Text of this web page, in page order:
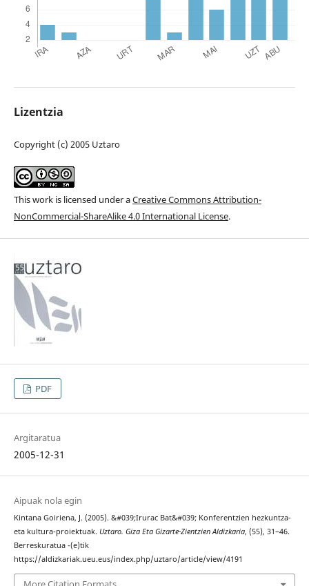
Lizentzia
Copyright (c) 2005 Uztaro
This work is licensed under aCreative Commons Attribution-
NonCommercial-ShareAlike 4.0 International License.
PDF
Argitaratua
2005-12-31
Aipuak nola egin
Kintana Goiriena, J. (2005). &#039;Irurac Bat&#039; Konferentzien hezkuntza-
eta kultura-proiektuak. Uztaro. Giza Eta Gizarte-Zientzien Aldizkaria, (55), 31–46.
Berreskuratua -(e)tik
https://aldizkariak.ueu.eus/index.php/uztaro/article/view/4191